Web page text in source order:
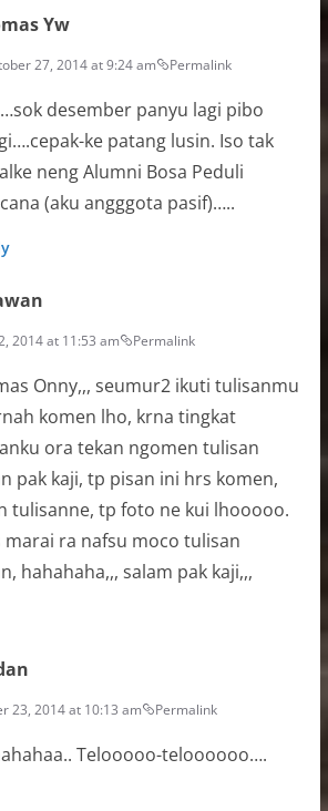
Yw
27, 2014 at 9:24 am Permalink
desember panyu lagi pibo
ke patang lusin. Iso tak
neng Alumni Bosa Peduli
(aku angggota pasif)…..
2014 at 11:53 am Permalink
Onny,,, seumur2 ikuti tulisanmu
komen lho, krna tingkat
ora tekan ngomen tulisan
pak kaji, tp pisan ini hrs komen,
tulisanne, tp foto ne kui lhooooo.
marai ra nafsu moco tulisan
hahahaha,,, salam pak kaji,,,
23, 2014 at 10:13 am Permalink
Telooooo-teloooooo….